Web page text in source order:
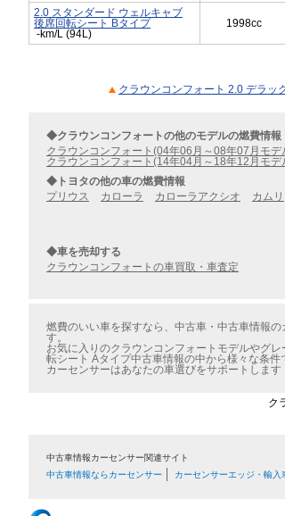
2.0 スタンダード ウェルキャブ
後席回転シート Bタイプ
-km/L (94L)
1998cc
クラウンコンフォート 2.0 デラッ
◆クラウンコンフォートの他のモデルの燃費情報
クラウンコンフォート(04年06月～08年07月モデ
クラウンコンフォート(14年04月～18年12月モデ
◆トヨタの他の車の燃費情報
プリウス
カローラ カローラアクシオ カムリ
◆車を売却する
クラウンコンフォートの車買取・車査定
燃費のいい車を探すなら、中古車・中古車情報
す。
お気に入りのクラウンコンフォートモデルやグ
転シート Aタイプ中古車情報の中から様々な条件
カーセンサーはあなたの車選びをサポートします
ク
中古車情報カーセンサー関連サイト
中古車情報ならカーセンサー
カーセンサーエッジ・輸入